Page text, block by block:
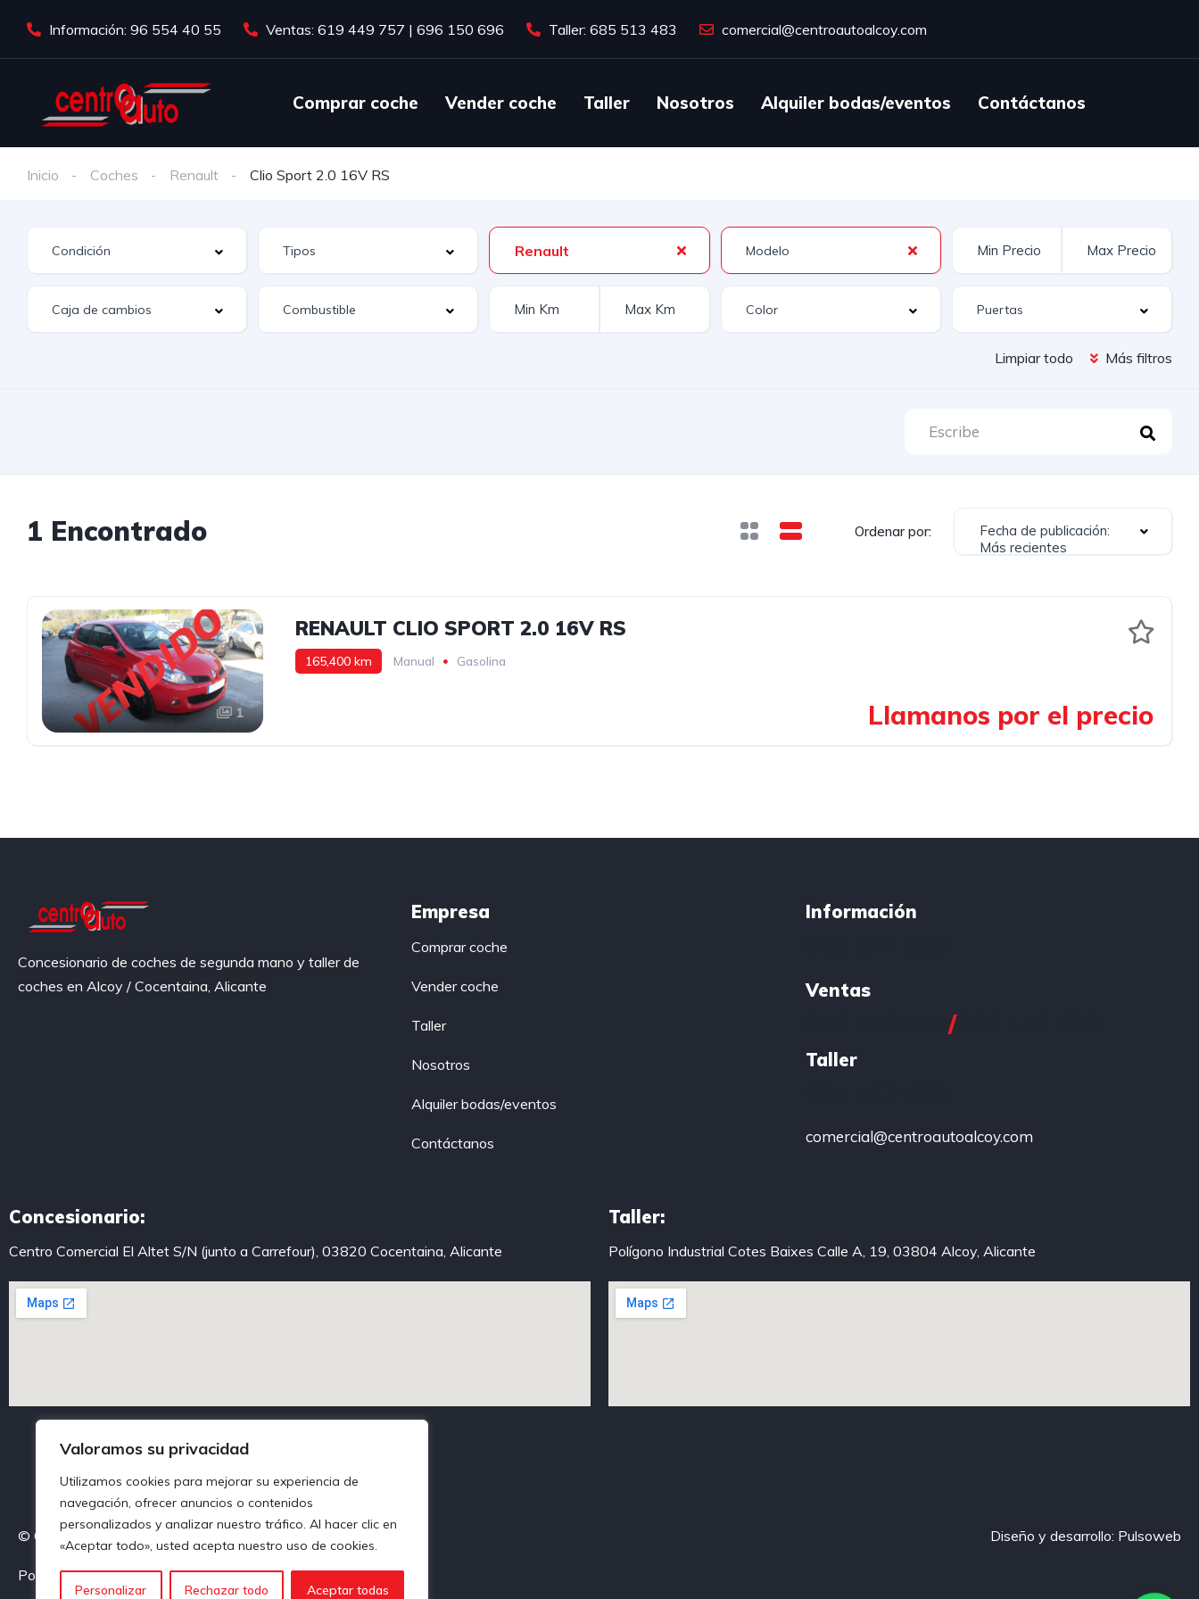
Valoramos su privacidad
Utilizamos cookies para mejorar su experiencia de
navegación, ofrecer anuncios o contenidos
personalizados y analizar nuestro tráfico. Al hacer clic en
«Aceptar todo», usted acepta nuestro uso de cookies.
Personalizar Rechazar todo Aceptar todas
Información: 96 554 40 55 Ventas: 619 449 757 | 696 150 696 Taller: 685 513 483 comercial@centroautoalcoy.com
Comprar coche Vender coche Taller Nosotros Alquiler bodas/eventos Contáctanos
Inicio Coches Renault Clio Sport 2.0 16V RS
Renault
Limpiar todo Más filtros
1 Encontrado Ordenar por:
Fecha de publicación:
Más recientes
1
RENAULT CLIO SPORT 2.0 16V RS
165,400 km Manual Gasolina
Llamanos por el precio
Concesionario de coches de segunda mano y taller de
coches en Alcoy / Cocentaina, Alicante
Empresa
Comprar coche
Vender coche
Taller
Nosotros
Alquiler bodas/eventos
Contáctanos
Información
Ventas
/696 150 696
Taller
comercial@centroautoalcoy.com
Concesionario:
Centro Comercial El Altet S/N (junto a Carrefour), 03820 Cocentaina, Alicante
Taller:
Polígono Industrial Cotes Baixes Calle A, 19, 03804 Alcoy, Alicante
© Centroautoalcoy. Todos los derechos reservados
Política de privacidad Política de Cookies Aviso legal
Diseño y desarrollo: Pulsoweb